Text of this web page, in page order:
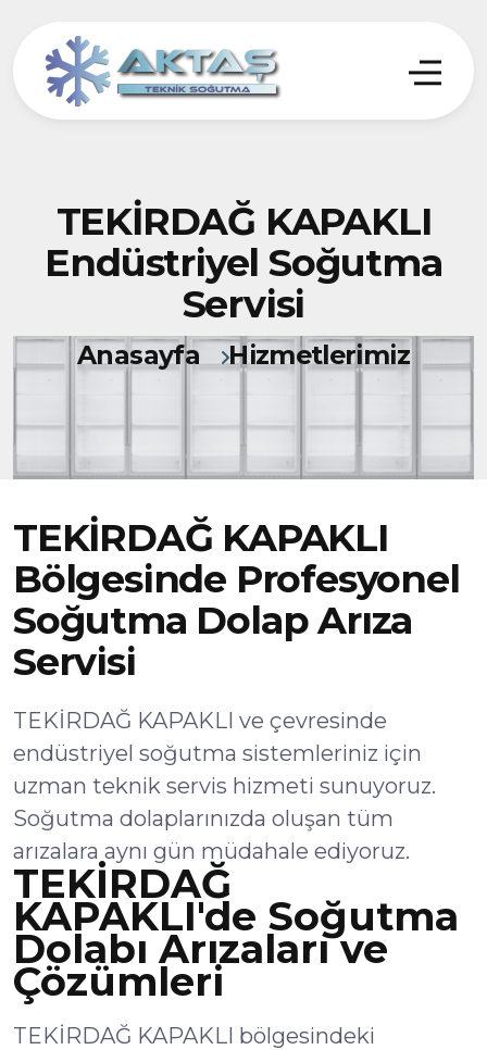
TEKİRDAĞ KAPAKLI
Endüstriyel Soğutma
Servisi
Anasayfa Hizmetlerimiz
TEKİRDAĞ KAPAKLI
Bölgesinde Profesyonel
Soğutma Dolap Arıza
Servisi
TEKİRDAĞ KAPAKLI ve çevresinde
endüstriyel soğutma sistemleriniz için
uzman teknik servis hizmeti sunuyoruz.
Soğutma dolaplarınızda oluşan tüm
arızalara aynı gün müdahale ediyoruz.
TEKİRDAĞ
KAPAKLI'de Soğutma
Dolabı Arızaları ve
Çözümleri
TEKİRDAĞ KAPAKLI bölgesindeki